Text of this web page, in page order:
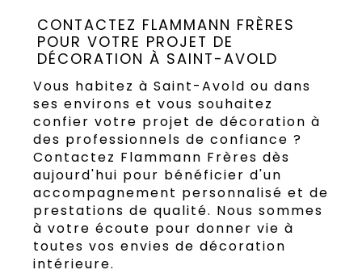
CONTACTEZ FLAMMANN FRÈRES
POUR VOTRE PROJET DE
DÉCORATION À SAINT-AVOLD
Vous habitez à Saint-Avold ou dans
ses environs et vous souhaitez
confier votre projet de décoration à
des professionnels de confiance ?
Contactez Flammann Frères dès
aujourd'hui pour bénéficier d'un
accompagnement personnalisé et de
prestations de qualité. Nous sommes
à votre écoute pour donner vie à
toutes vos envies de décoration
intérieure.